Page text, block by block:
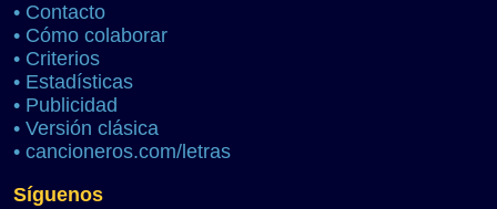
• Contacto
• Cómo colaborar
• Criterios
• Estadísticas
• Publicidad
• Versión clásica
• cancioneros.com/letras
Síguenos